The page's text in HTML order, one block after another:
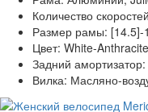
Количество
Размер рамы: [14.5]-
Цвет: White-
Задний амортизатор:
Вилка: Масляно-